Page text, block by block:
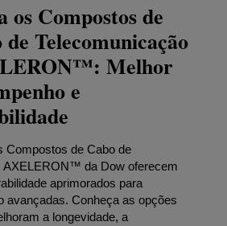
os Compostos de
de Telecomunicação
Melhor
e
Compostos de Cabo de
AXELERON™ da Dow oferecem
aprimorados para
avançadas. Conheça as opções
a longevidade, a